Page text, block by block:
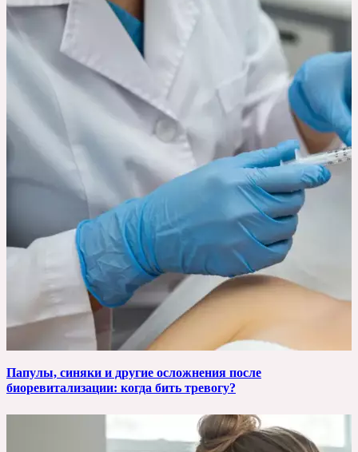
Папулы, синяки и другие осложнения после
биоревитализации: когда бить тревогу?